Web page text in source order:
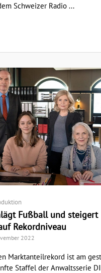
Schweizer Radio ...
Fußball und steigert
Rekordniveau
2022
Marktanteilrekord ist am
Staffel der Anwaltsserie